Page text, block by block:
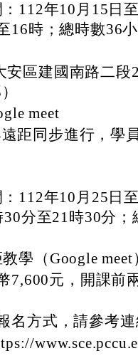
112年10月15日
16時；總時數36
區建國南路二段
meet
距同步進行，學
112年10月25日
30分至21時30分；
學（Google meet
7,600元，開課前
名方式，請參考連